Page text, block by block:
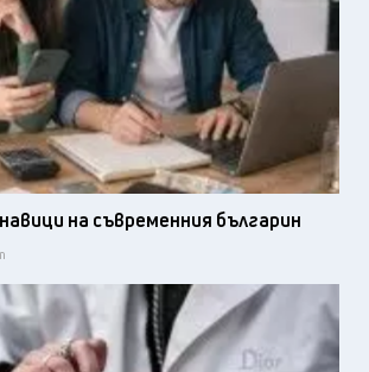
на съвременния българин